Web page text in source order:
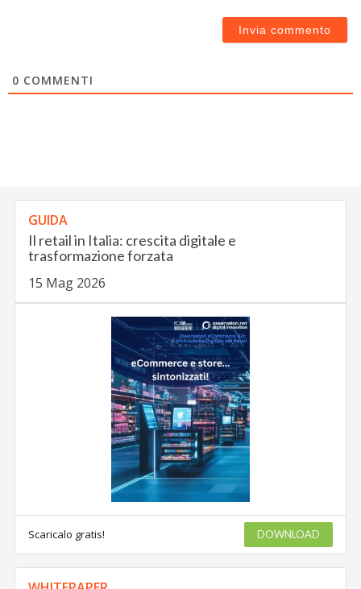
0 COMMENTI
GUIDA
Il retail in Italia: crescita digitale e
trasformazione forzata
15 Mag 2026
Scaricalo gratis! DOWNLOAD